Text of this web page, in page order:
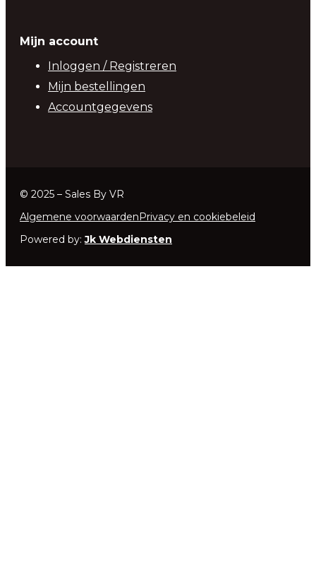
Mijn account
Inloggen / Registreren
Mijn bestellingen
Accountgegevens
© 2025 – Sales By VR
Algemene voorwaarden Privacy en cookiebeleid
Powered by:Jk Webdiensten